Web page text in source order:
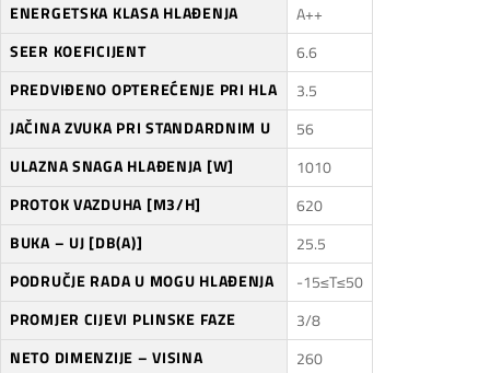
ENERGETSKA KLASA HLAĐENJA
A++
SEER KOEFICIJENT
6.6
PREDVIĐENO OPTEREĆENJE PRI HLA
3.5
JAČINA ZVUKA PRI STANDARDNIM U
56
ULAZNA SNAGA HLAĐENJA [W]
1010
PROTOK VAZDUHA [M3/H]
620
BUKA – UJ [DB(A)]
25.5
PODRUČJE RADA U MOGU HLAĐENJA
-15≤T≤50
PROMJER CIJEVI PLINSKE FAZE
3/8
NETO DIMENZIJE – VISINA
260